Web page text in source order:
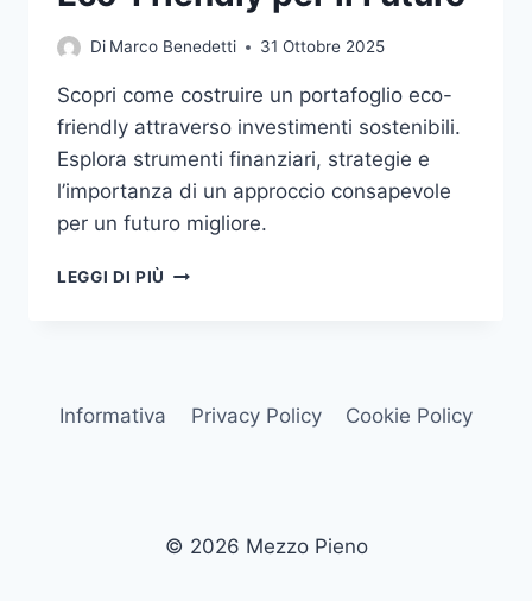
Di Marco Benedetti 31 Ottobre 2025
Scopri come costruire un portafoglio eco-
friendly attraverso investimenti sostenibili.
Esplora strumenti finanziari, strategie e
l’importanza di un approccio consapevole
per un futuro migliore.
LEGGI DI PIÙ INVESTIMENTI
FRIENDLY
Informativa Privacy Policy Cookie Policy
© 2026 Mezzo Pieno